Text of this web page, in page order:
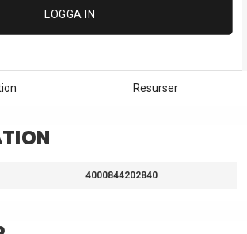
LOGGA IN
Resurser
4000844202840